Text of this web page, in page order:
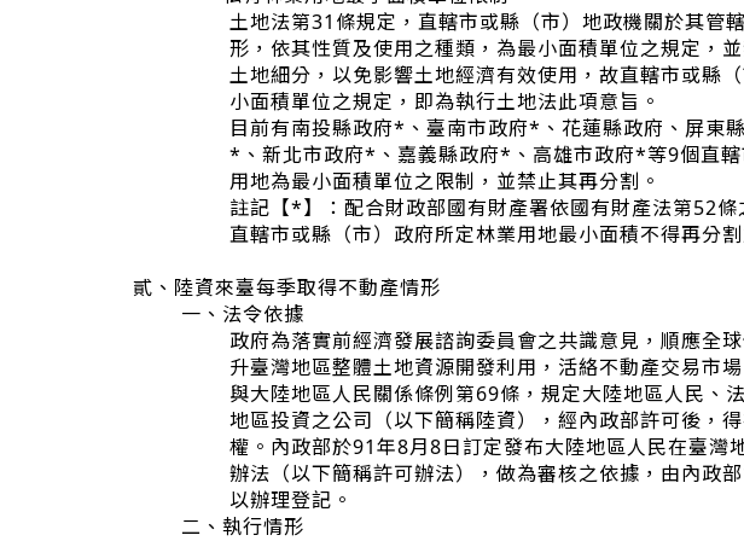
土地法第31條規定，直轄市或縣（市）地政機關於其管
形，依其性質及使用之種類，為最小面積單位之規定，
土地細分，以免影響土地經濟有效使用，故直轄市或縣
小面積單位之規定，即為執行土地法此項意旨。
目前有南投縣政府*、臺南市政府*、花蓮縣政府、屏東
*、新北市政府*、嘉義縣政府*、高雄市政府*等9個直
用地為最小面積單位之限制，並禁止其再分割。
註記【*】：配合財政部國有財產署依國有財產法第52
直轄市或縣（市）政府所定林業用地最小面積不得再分
貳、陸資來臺每季取得不動產情形
一、法令依據
政府為落實前經濟發展諮詢委員會之共識意見，順應全
升臺灣地區整體土地資源開發利用，活絡不動產交易市
與大陸地區人民關係條例第69條，規定大陸地區人民、
地區投資之公司（以下簡稱陸資），經內政部許可後，
權。內政部於91年8月8日訂定發布大陸地區人民在臺灣
辦法（以下簡稱許可辦法），做為審核之依據，由內政
以辦理登記。
二、執行情形